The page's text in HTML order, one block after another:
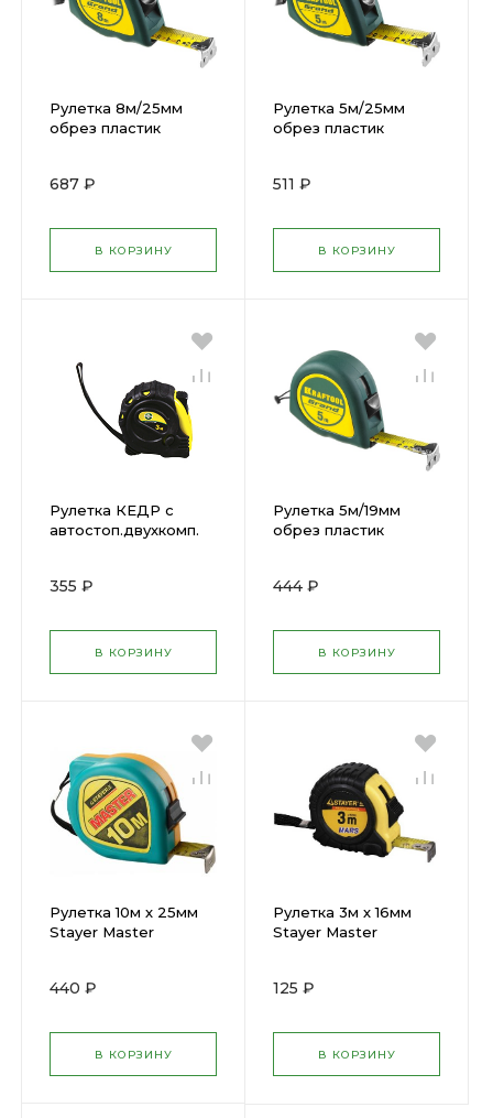
Рулетка 8м/25мм
обрез пластик
687 ₽
В КОРЗИНУ
Рулетка 5м/25мм
обрез пластик
511 ₽
В КОРЗИНУ
Рулетка КЕДР с
автостоп.двухкомп.
355 ₽
В КОРЗИНУ
Рулетка 5м/19мм
обрез пластик
444 ₽
В КОРЗИНУ
Рулетка 10м х 25мм
Stayer Маster
10-25
440 ₽
В КОРЗИНУ
Рулетка 3м х 16мм
Stayer Маster
03-16
125 ₽
В КОРЗИНУ